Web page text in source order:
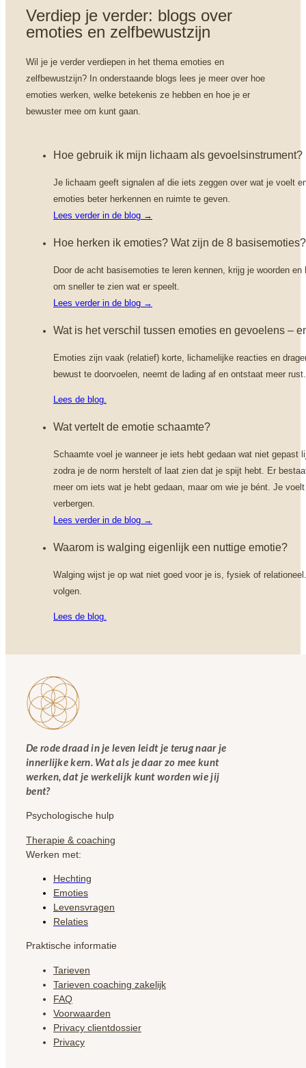
Verdiep je verder: blogs over
emoties en zelfbewustzijn
Wil je je verder verdiepen in het thema emoties en
zelfbewustzijn? In onderstaande blogs lees je meer over hoe
emoties werken, welke betekenis ze hebben en hoe je er
bewuster mee om kunt gaan.
Hoe gebruik ik mijn lichaam als gevoelsinstrument?
Je lichaam geeft signalen af die iets zeggen over wat je voelt
emoties beter herkennen en ruimte te geven.
Lees verder in de blog →
Hoe herken ik emoties? Wat zijn de 8 basisemoties?
Door de acht basisemoties te leren kennen, krijg je woorden
om sneller te zien wat er speelt.
Lees verder in de blog →
Wat is het verschil tussen emoties en gevoelens –
Emoties zijn vaak (relatief) korte, lichamelijke reacties en
bewust te doorvoelen, neemt de lading af en ontstaat meer rust.
Lees de blog.
Wat vertelt de emotie schaamte?
Schaamte voel je wanneer je iets hebt gedaan wat niet
zodra je de norm herstelt of laat zien dat je spijt hebt. Er
meer om iets wat je hebt gedaan, maar om wie je bént. Je
verbergen.
Lees verder in de blog →
Waarom is walging eigenlijk een nuttige emotie?
Walging wijst je op wat niet goed voor je is, fysiek of
volgen.
Lees de blog.
De rode draad in je leven leidt je terug naar je
innerlijke kern. Wat als je daar zo mee kunt
werken, dat je werkelijk kunt worden wie jij
bent?
Psychologische hulp
Therapie & coaching
Werken met:
Hechting
Emoties
Levensvragen
Relaties
Praktische informatie
Tarieven
Tarieven coaching zakelijk
FAQ
Voorwaarden
Privacy clientdossier
Privacy